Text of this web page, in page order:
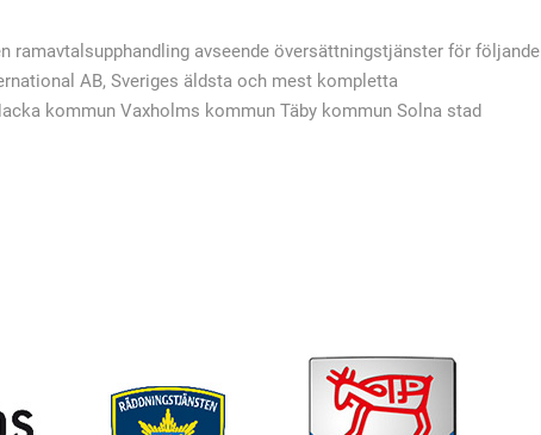
ramavtalsupphandling avseende översättningstjänster för följande
AB, Sveriges äldsta och mest kompletta
kommun Vaxholms kommun Täby kommun Solna stad